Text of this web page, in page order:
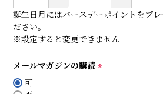
誕生日月にはバースデーポイントをプ
ださい。
※設定すると変更できません
メールマガジンの購読
可